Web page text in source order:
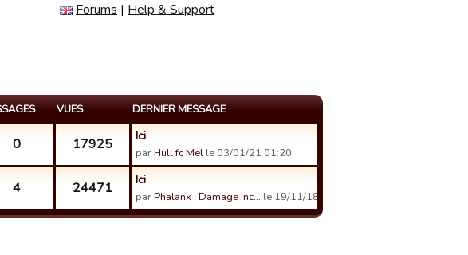
Forums | Help & Support
VUES DERNIER MESSAGE
0 17925 Ici
parHull fc Mel le 03/01/21 01:20.
4 24471 Ici
parPhalanx : Damage Inc… le 19/11/18 15:24.